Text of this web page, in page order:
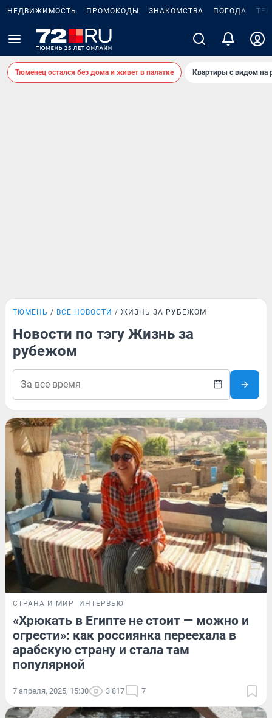
НЕДВИЖИМОСТЬ ПРОМОКОДЫ ЗНАКОМСТВА ПОГОДА
Тюменец остался без дома и живет в палатке Квартиры с видом на
ТЮМЕНЬ ВСЕ НОВОСТИ ЖИЗНЬ ЗА РУБЕЖОМ
Новости по тэгу Жизнь за
рубежом
СТРАНА И МИР ИНТЕРВЬЮ
«Хрюкать в Египте не стоит — можно и
огрести»: как россиянка переехала в
арабскую страну и стала там
популярной
7 апреля, 2025, 15:30 3 817 7